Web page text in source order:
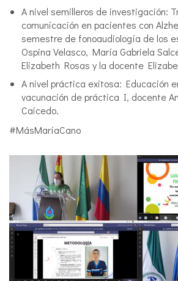
A nivel semilleros de investigación:
comunicación en pacientes con
semestre de fonoaudiología de los
Ospina Velasco, María Gabriela
Elizabeth Rosas y la docente
A nivel práctica exitosa: Educación
vacunación de práctica I, docente
Caicedo.
#MásMaríaCano